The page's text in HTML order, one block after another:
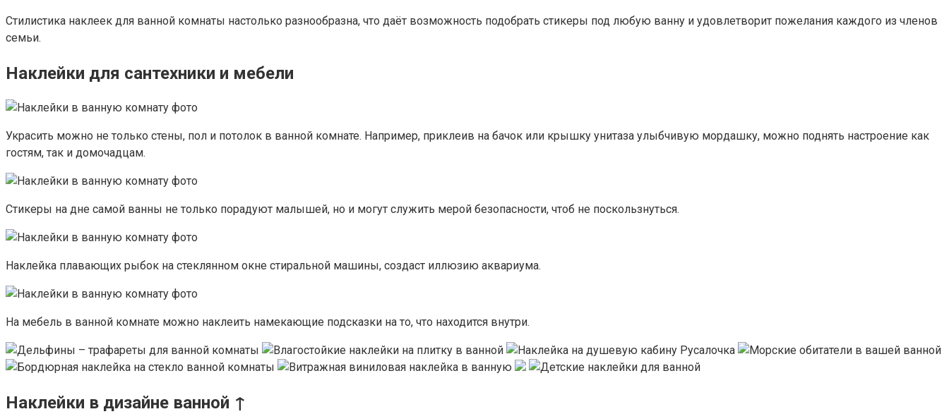
Стилистика наклеек для ванной комнаты настолько разнообразна, что даёт возможность подобрать стикеры под любую ванну и удовлетворит пожелания каждого из членов
семьи.
Наклейки для сантехники и мебели
Украсить можно не только стены, пол и потолок в ванной комнате. Например, приклеив на бачок или крышку унитаза улыбчивую мордашку, можно поднять настроение как
гостям, так и домочадцам.
Стикеры на дне самой ванны не только порадуют малышей, но и могут служить мерой безопасности, чтоб не поскользнуться.
Наклейка плавающих рыбок на стеклянном окне стиральной машины, создаст иллюзию аквариума.
На мебель в ванной комнате можно наклеить намекающие подсказки на то, что находится внутри.
Наклейки в дизайне ванной ↑